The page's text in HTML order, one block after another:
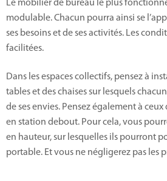
Le mobilier de bureau le plus
modulable. Chacun pourra ainsi se
ses besoins et de ses activités. Les
facilitées.
Dans les espaces collectifs, pensez à
tables et des chaises sur lesquels
de ses envies. Pensez également à
en station debout. Pour cela, vous
en hauteur, sur lesquelles ils pourront
portable. Et vous ne négligerez pas les